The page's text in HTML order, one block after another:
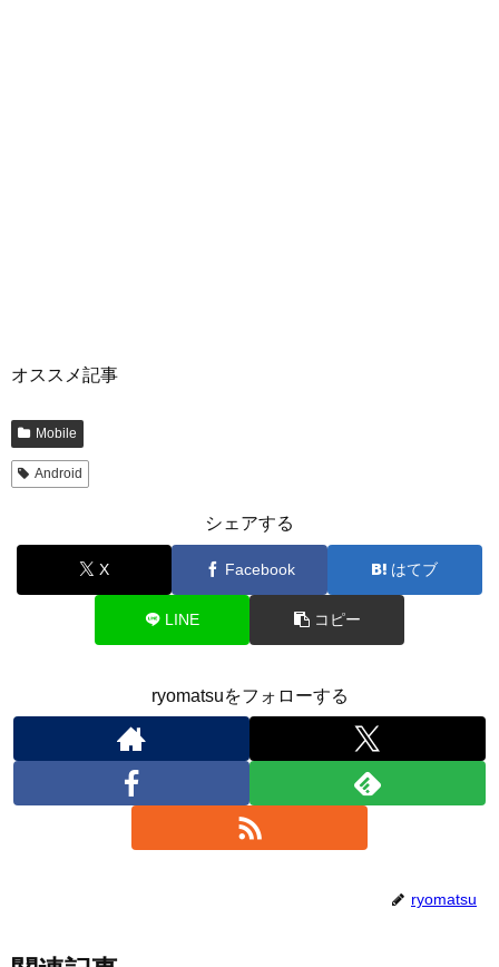
オススメ記事
Mobile
Android
シェアする
X Facebook はてブ
LINE コピー
ryomatsuをフォローする
ryomatsu